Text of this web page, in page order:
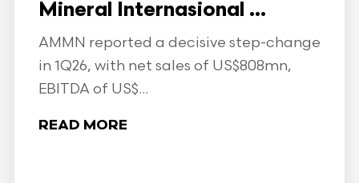
Mineral Internasional ...
AMMN reported a decisive step-change
in 1Q26, with net sales of US$808mn,
EBITDA of US$...
READ MORE